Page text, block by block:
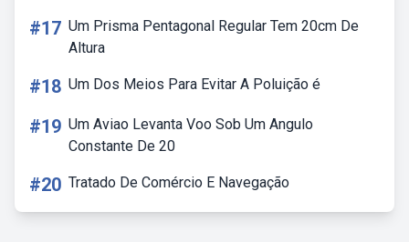
#17 Um Prisma Pentagonal Regular Tem 20cm De
Altura
#18 Um Dos Meios Para Evitar A Poluição é
#19 Um Aviao Levanta Voo Sob Um Angulo
Constante De 20
#20 Tratado De Comércio E Navegação